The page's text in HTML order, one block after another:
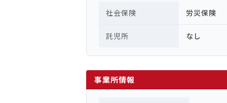
社会保険 労災保険
託児所 なし
事業所情報